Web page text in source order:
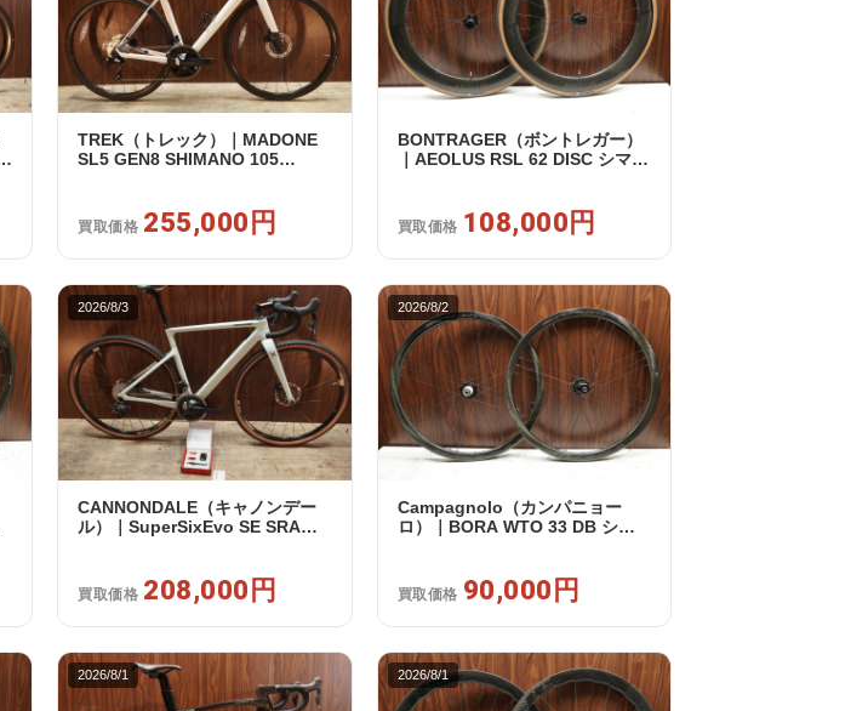
TREK（トレック）｜MADONE
SL5 GEN8 SHIMANO 105
円
買取価格 255,000円
BONTRAGER（ボントレガー）
｜AEOLUS RSL 62 DISC シマノ
買取価格 108,000円
2026/8/3
CANNONDALE（キャノンデー
ル）｜SuperSixEvo SE SRAM
年｜美品｜買取金額 208,000円
買取価格 208,000円
2026/8/2
Campagnolo（カンパニョー
ロ）｜BORA WTO 33 DB シマ
買取価格 90,000円
2026/8/1 2026/8/1